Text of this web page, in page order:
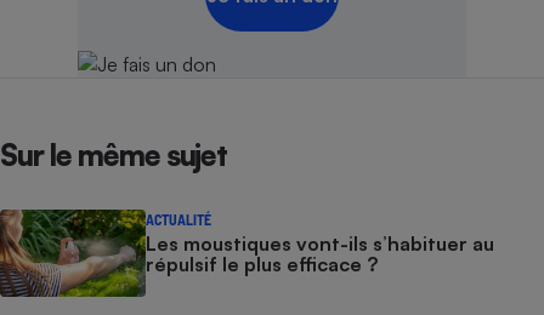
Sur le même sujet
ACTUALITÉ
Les moustiques vont-ils s’habituer au
répulsif le plus efficace ?